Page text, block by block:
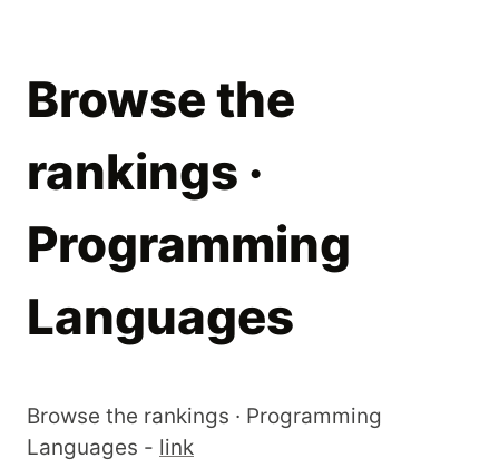
Browse the
rankings ·
Programming
Languages
Browse the rankings · Programming
Languages - link